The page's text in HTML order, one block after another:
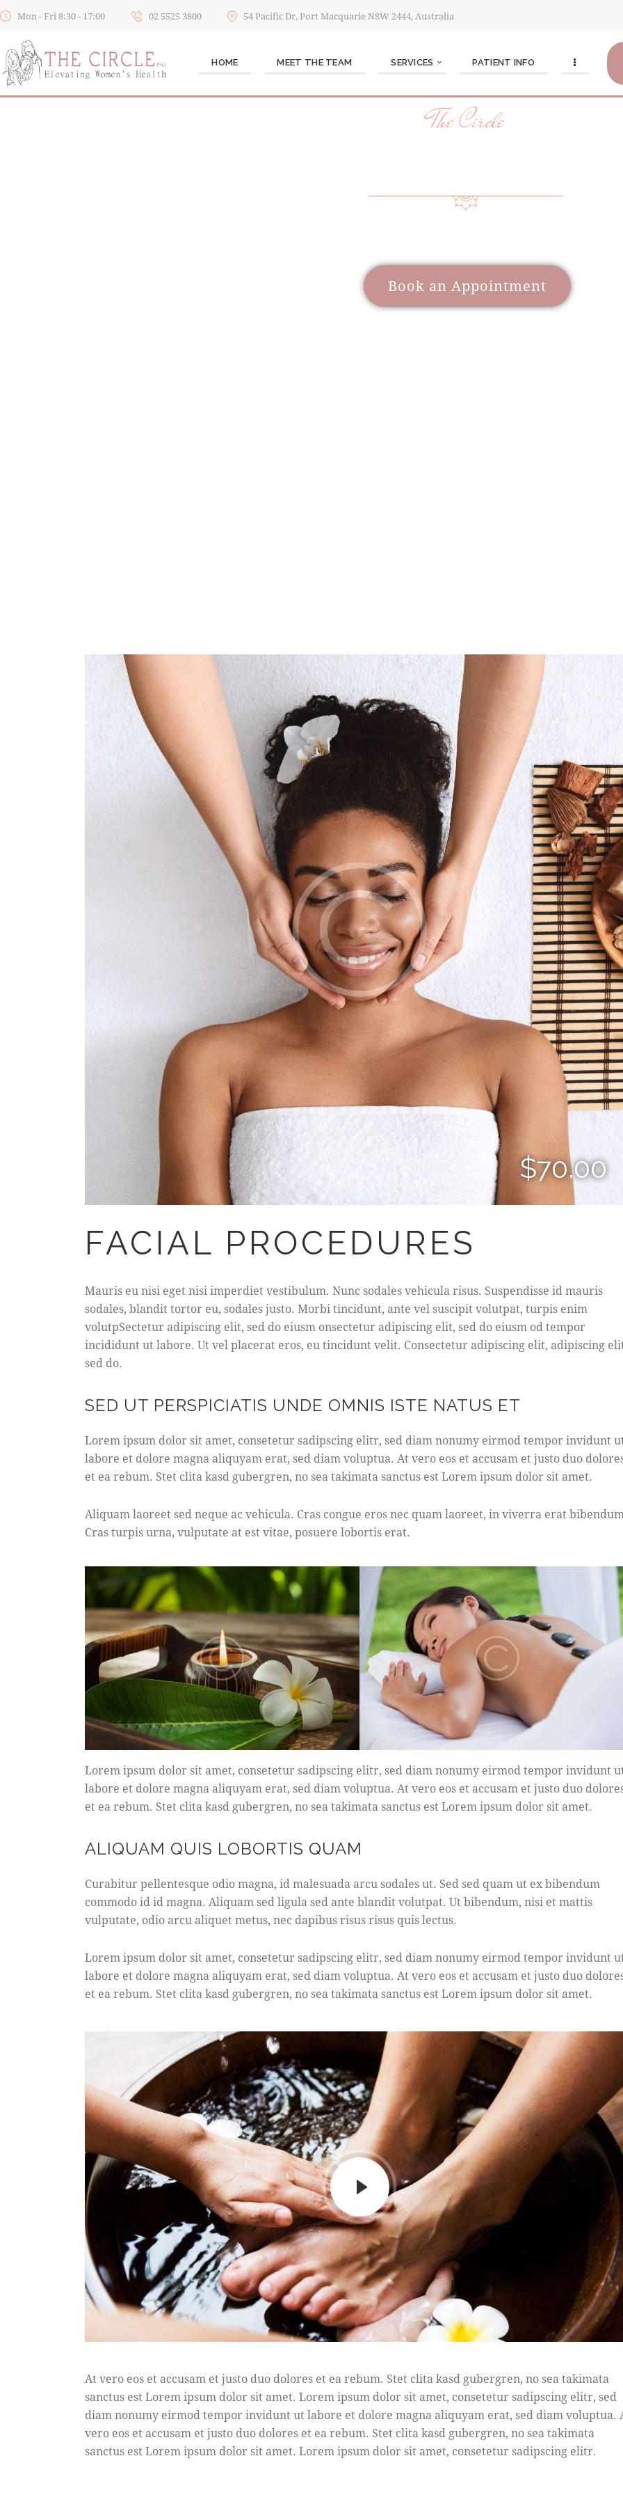
Mon - Fri 8:30 - 17:00 02 5525 3800 54 Pacific Dr, Port Macquarie NSW 2444, Australia
HOME MEET THE TEAM SERVICES PATIENT INFO
The Circle
Book an Appointment
$70.00
FACIAL PROCEDURES
Mauris eu nisi eget nisi imperdiet vestibulum. Nunc sodales vehicula risus. Suspendisse id mauris
sodales, blandit tortor eu, sodales justo. Morbi tincidunt, ante vel suscipit volutpat, turpis enim
volutpSectetur adipiscing elit, sed do eiusm onsectetur adipiscing elit, sed do eiusm od tempor
incididunt ut labore. Ut vel placerat eros, eu tincidunt velit. Consectetur adipiscing elit, adipiscing
sed do.
SED UT PERSPICIATIS UNDE OMNIS ISTE NATUS ET
Lorem ipsum dolor sit amet, consetetur sadipscing elitr, sed diam nonumy eirmod tempor invidunt
labore et dolore magna aliquyam erat, sed diam voluptua. At vero eos et accusam et justo duo
et ea rebum. Stet clita kasd gubergren, no sea takimata sanctus est Lorem ipsum dolor sit amet.
Aliquam laoreet sed neque ac vehicula. Cras congue eros nec quam laoreet, in viverra erat
Cras turpis urna, vulputate at est vitae, posuere lobortis erat.
Lorem ipsum dolor sit amet, consetetur sadipscing elitr, sed diam nonumy eirmod tempor invidunt
labore et dolore magna aliquyam erat, sed diam voluptua. At vero eos et accusam et justo duo
et ea rebum. Stet clita kasd gubergren, no sea takimata sanctus est Lorem ipsum dolor sit amet.
ALIQUAM QUIS LOBORTIS QUAM
Curabitur pellentesque odio magna, id malesuada arcu sodales ut. Sed sed quam ut ex bibendum
commodo id id magna. Aliquam sed ligula sed ante blandit volutpat. Ut bibendum, nisi et mattis
vulputate, odio arcu aliquet metus, nec dapibus risus risus quis lectus.
Lorem ipsum dolor sit amet, consetetur sadipscing elitr, sed diam nonumy eirmod tempor invidunt
labore et dolore magna aliquyam erat, sed diam voluptua. At vero eos et accusam et justo duo
et ea rebum. Stet clita kasd gubergren, no sea takimata sanctus est Lorem ipsum dolor sit amet.
At vero eos et accusam et justo duo dolores et ea rebum. Stet clita kasd gubergren, no sea takimata
sanctus est Lorem ipsum dolor sit amet. Lorem ipsum dolor sit amet, consetetur sadipscing elitr, sed
diam nonumy eirmod tempor invidunt ut labore et dolore magna aliquyam erat, sed diam voluptua.
vero eos et accusam et justo duo dolores et ea rebum. Stet clita kasd gubergren, no sea takimata
sanctus est Lorem ipsum dolor sit amet. Lorem ipsum dolor sit amet, consetetur sadipscing elitr.